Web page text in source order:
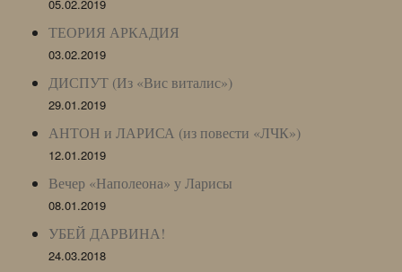
05.02.2019
ТЕОРИЯ АРКАДИЯ
03.02.2019
ДИСПУТ (Из «Вис виталис»)
29.01.2019
АНТОН и ЛАРИСА (из повести «ЛЧК»)
12.01.2019
Вечер «Наполеона» у Ларисы
08.01.2019
УБЕЙ ДАРВИНА!
24.03.2018